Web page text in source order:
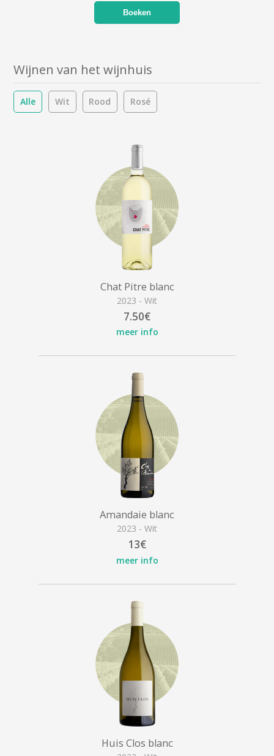
Boeken
Wijnen van het wijnhuis
Alle Wit Rood Rosé
Chat Pitre blanc
2023 - Wit
7.50€
meer info
Amandaie blanc
2023 - Wit
13€
meer info
Huis Clos blanc